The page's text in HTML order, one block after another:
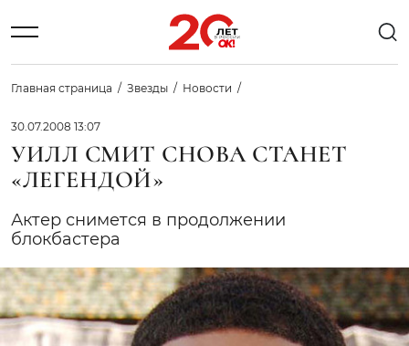
Главная страница Звезды Новости
30.07.2008 13:07
УИЛЛ СМИТ СНОВА СТАНЕТ
«ЛЕГЕНДОЙ»
Актер снимется в продолжении
блокбастера